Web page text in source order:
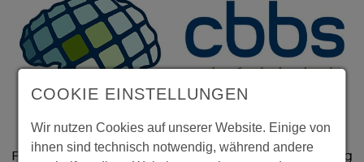
Für den Neurowissenschaftsstandort Magdeburg
COOKIE EINSTELLUNGEN
Wir nutzen Cookies auf unserer Website. Einige von
ihnen sind technisch notwendig, während andere